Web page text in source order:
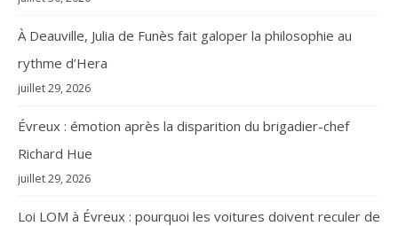
À Deauville, Julia de Funès fait galoper la philosophie au
rythme d’Hera
juillet 29, 2026
Évreux : émotion après la disparition du brigadier-chef
Richard Hue
juillet 29, 2026
Loi LOM à Évreux : pourquoi les voitures doivent reculer de